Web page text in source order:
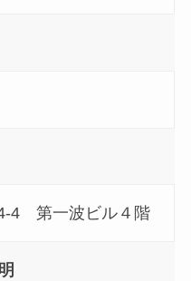
4 第一波ビル４階